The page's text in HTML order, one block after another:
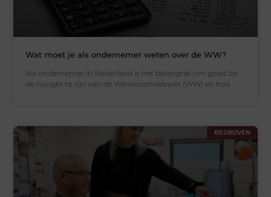
Wat moet je als ondernemer weten over de WW?
Als ondernemer in Nederland is het belangrijk om goed op
de hoogte te zijn van de Werkloosheidswet (WW) en hoe
BEDRIJVEN